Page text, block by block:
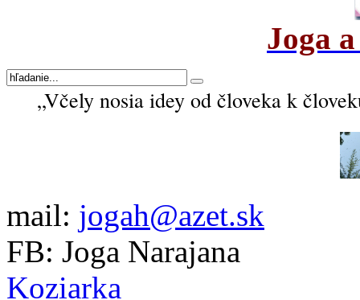
Joga
„Včely nosia idey od človeka k
mail: jogah@azet.sk
FB: Joga Narajana
Koziarka